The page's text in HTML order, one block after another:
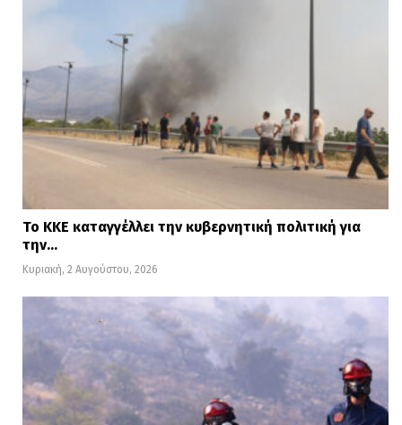
Το ΚΚΕ καταγγέλλει την κυβερνητική πολιτική για
την…
Κυριακή, 2 Αυγούστου, 2026